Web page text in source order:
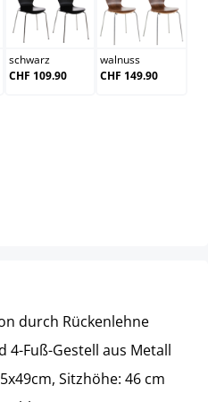
schwarz
schwarz
CHF 109.90
walnuss
walnuss
CHF 149.90
durch Rückenlehne
4-Fuß-Gestell aus Metall
Sitzhöhe: 46 cm